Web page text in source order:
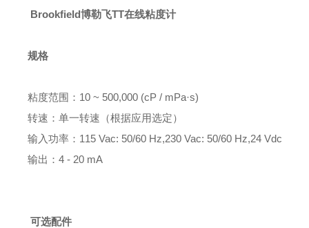
Brookfield博勒飞TT在线粘度计
规格
粘度范围： 10 ~ 500,000 (cP / mPa·s)
转速：单一转速（根据应用选定）
输入功率： 115 Vac: 50/60 Hz,230 Vac: 50/60 Hz,24 Vdc
输出： 4 - 20 mA
可选配件